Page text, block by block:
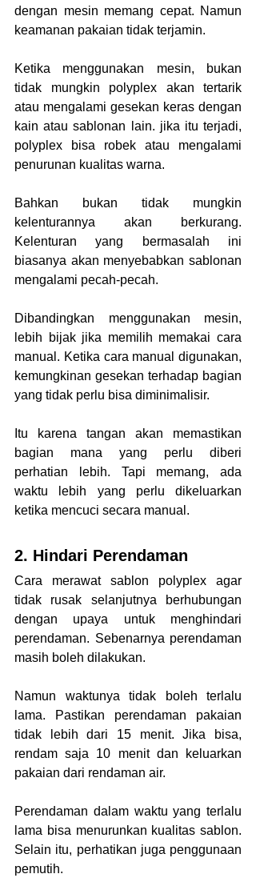
dengan mesin memang cepat. Namun
keamanan pakaian tidak terjamin.
Ketika menggunakan mesin, bukan
tidak mungkin polyplex akan tertarik
atau mengalami gesekan keras dengan
kain atau sablonan lain. jika itu terjadi,
polyplex bisa robek atau mengalami
penurunan kualitas warna.
Bahkan bukan tidak mungkin
kelenturannya akan berkurang.
Kelenturan yang bermasalah ini
biasanya akan menyebabkan sablonan
mengalami pecah-pecah.
Dibandingkan menggunakan mesin,
lebih bijak jika memilih memakai cara
manual. Ketika cara manual digunakan,
kemungkinan gesekan terhadap bagian
yang tidak perlu bisa diminimalisir.
Itu karena tangan akan memastikan
bagian mana yang perlu diberi
perhatian lebih. Tapi memang, ada
waktu lebih yang perlu dikeluarkan
ketika mencuci secara manual.
2. Hindari Perendaman
Cara merawat sablon polyplex agar
tidak rusak selanjutnya berhubungan
dengan upaya untuk menghindari
perendaman. Sebenarnya perendaman
masih boleh dilakukan.
Namun waktunya tidak boleh terlalu
lama. Pastikan perendaman pakaian
tidak lebih dari 15 menit. Jika bisa,
rendam saja 10 menit dan keluarkan
pakaian dari rendaman air.
Perendaman dalam waktu yang terlalu
lama bisa menurunkan kualitas sablon.
Selain itu, perhatikan juga penggunaan
pemutih.